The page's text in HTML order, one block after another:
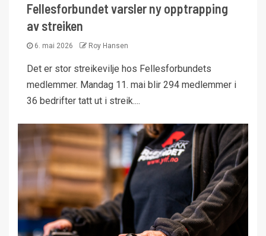
Fellesforbundet varsler ny opptrapping
av streiken
6. mai 2026 Roy Hansen
Det er stor streikevilje hos Fellesforbundets
medlemmer. Mandag 11. mai blir 294 medlemmer i
36 bedrifter tatt ut i streik....